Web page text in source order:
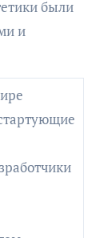
были
и